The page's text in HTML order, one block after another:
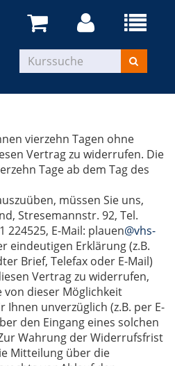
vierzehn Tagen ohne
Vertrag zu widerrufen. Die
Tage ab dem Tag des
müssen Sie uns,
Stresemannstr. 92, Tel.
224525, E-Mail: plauen@vhs-
eindeutigen Erklärung (z.B.
Brief, Telefax oder E-Mail)
Vertrag zu widerrufen,
von dieser Möglichkeit
Ihnen unverzüglich (z.B. per E-
den Eingang eines solchen
Wahrung der Widerrufsfrist
Mitteilung über die